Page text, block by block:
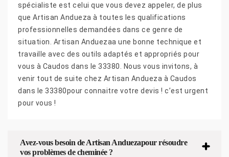
spécialiste est celui que vous devez appeler, de plus
que Artisan Andueza à toutes les qualifications
professionnelles demandées dans ce genre de
situation. Artisan Anduezaa une bonne technique et
travaille avec des outils adaptés et appropriés pour
vous à Caudos dans le 33380. Nous vous invitons, à
venir tout de suite chez Artisan Andueza à Caudos
dans le 33380pour connaitre votre devis ! c’est urgent
pour vous !
Avez-vous besoin de Artisan Anduezapour résoudre
vos problèmes de cheminée ?